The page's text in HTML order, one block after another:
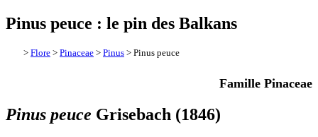
Pinus peuce : le pin des Balkans
> Flore > Pinaceae > Pinus > Pinus peuce
Famille Pinaceae
Pinus peuce Grisebach (1846)